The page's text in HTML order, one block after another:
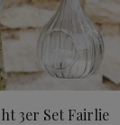
3er Set Fairlie